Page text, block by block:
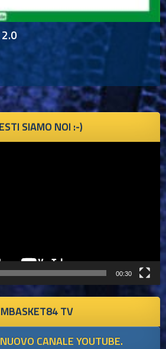
SIAMO NOI :-)
00:30
TV
CANALE YOUTUBE.